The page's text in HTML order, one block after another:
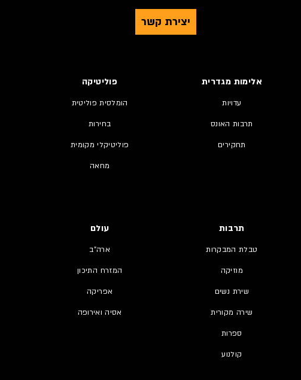
יצירת קשר
אלימות מגדרית
עדויות
תרבות האונס
תחקירים
פוליטיקה
הומלסית פוליטית
בחירות
פוליטיקלי מקומית
מחאה
תרבות
טבלת המבקרות
מוזיקה
שירת נשים
שירה מקורית
ספרות
קולנוע
עולם
ארה"ב
המזרח התיכון
אפריקה
אסיה ואירופה